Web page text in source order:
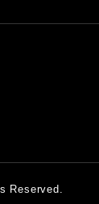
Reserved.